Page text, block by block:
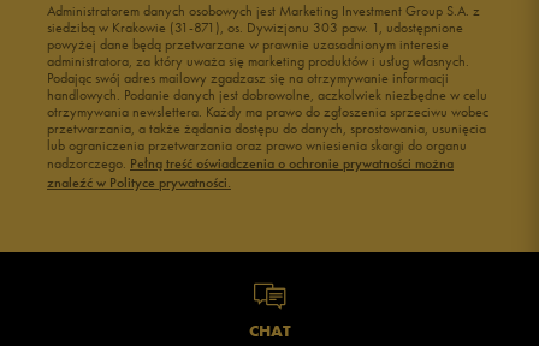
Administratorem danych osobowych jest Marketing Investment Group S.A. z
siedzibą w Krakowie (31-871), os. Dywizjonu 303 paw. 1, udostępnione
powyżej dane będą przetwarzane w prawnie uzasadnionym interesie
administratora, za który uważa się marketing produktów i usług własnych.
Podając swój adres mailowy zgadzasz się na otrzymywanie informacji
handlowych. Podanie danych jest dobrowolne, aczkolwiek niezbędne w celu
otrzymywania newslettera. Każdy ma prawo do zgłoszenia sprzeciwu wobec
przetwarzania, a także żądania dostępu do danych, sprostowania, usunięcia
lub ograniczenia przetwarzania oraz prawo wniesienia skargi do organu
nadzorczego. Pełną treść oświadczenia o ochronie prywatności można
znaleźć w Polityce prywatności.
CHAT